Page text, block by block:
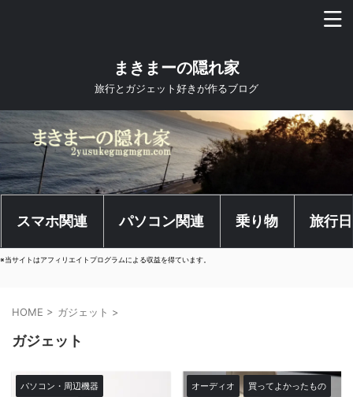
まきまーの隠れ家
旅行とガジェット好きが作るブログ
スマホ関連 パソコン関連 乗り物 旅行
※当サイトはアフィリエイトプログラムによる収益を得ています。
HOME > ガジェット >
ガジェット
パソコン・周辺機器 オーディオ 買ってよかったもの